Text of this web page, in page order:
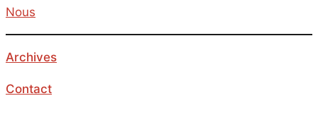
Nous
Archives
Contact